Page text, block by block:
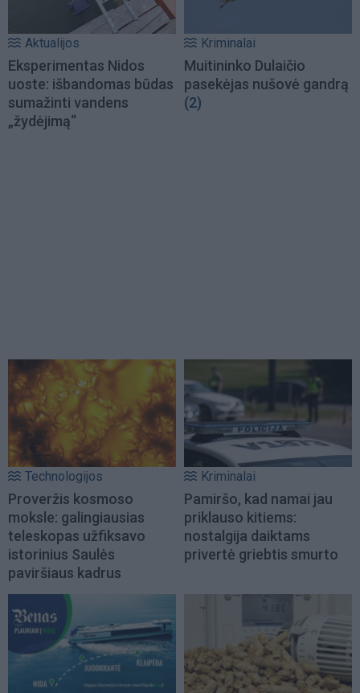
Aktualijos
Eksperimentas Nidos
uoste: išbandomas būdas
sumažinti vandens
„žydėjimą“
Kriminalai
Muitininko Dulaičio
pasekėjas nušovė gandrą
(2)
Technologijos
Proveržis kosmoso
moksle: galingiausias
teleskopas užfiksavo
istorinius Saulės
paviršiaus kadrus
Kriminalai
Pamiršo, kad namai jau
priklauso kitiems:
nostalgija daiktams
privertė griebtis smurto